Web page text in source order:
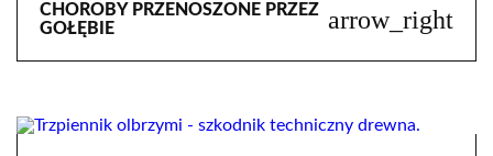
CHOROBY PRZENOSZONE PRZEZ
GOŁĘBIE
arrow_right